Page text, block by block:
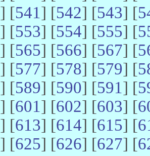
] [541] [542] [543] [
] [553] [554] [555] [
] [565] [566] [567] [
] [577] [578] [579] [
] [589] [590] [591] [
] [601] [602] [603] [
] [613] [614] [615] [
] [625] [626] [627] [